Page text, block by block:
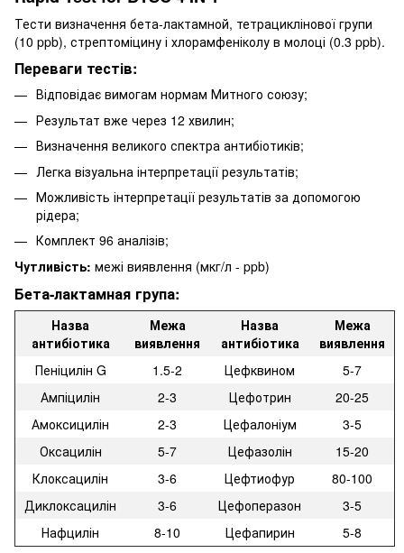
Тести визначення бета-лактамной, тетрациклінової групи
(10 ppb), стрептоміцину і хлорамфеніколу в молоці (0.3 ppb).
Переваги тестів:
Відповідає вимогам нормам Митного союзу;
Результат вже через 12 хвилин;
Визначення великого спектра антибіотиків;
Легка візуальна інтерпретації результатів;
Можливість інтерпретації результатів за допомогою
рідера;
Комплект 96 аналізів;
Чутливість: межі виявлення (мкг/л - ppb)
Бета-лактамная група:
Назва
антибіотика
Межа
виявлення
Назва
антибіотика
Межа
виявлення
Пеніцилін G
1.5-2 Цефквином
5-7
Ампіцилін
2-3 Цефотрин
20-25
Амоксицилін
2-3 Цефалоніум
3-5
Оксацилін
5-7 Цефазолін
15-20
Клоксацилін
3-6 Цефтиофур
80-100
Диклоксацилін
3-6 Цефоперазон
3-5
Нафцилін
8-10 Цефапирин 5-8